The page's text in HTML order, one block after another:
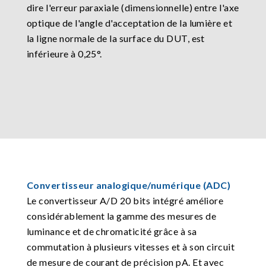
dire l'erreur paraxiale (dimensionnelle) entre l'axe
optique de l'angle d'acceptation de la lumière et
la ligne normale de la surface du DUT, est
inférieure à 0,25°.
Convertisseur analogique/numérique (ADC)
Le convertisseur A/D 20 bits intégré améliore
considérablement la gamme des mesures de
luminance et de chromaticité grâce à sa
commutation à plusieurs vitesses et à son circuit
de mesure de courant de précision pA. Et avec